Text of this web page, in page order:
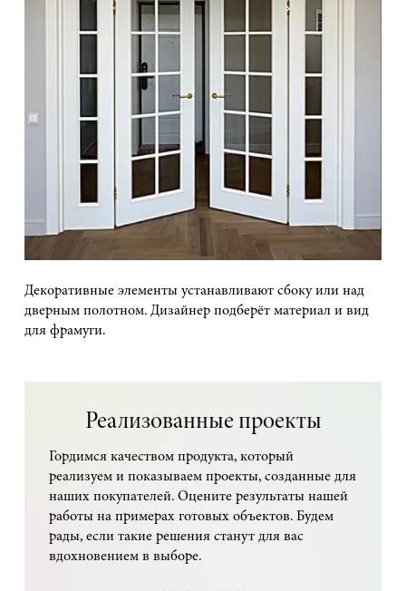
Декоративные элементы устанавливают сбоку или над
дверным полотном. Дизайнер подберёт материал и вид
для фрамуги.
Реализованные проекты
Гордимся качеством продукта, который
реализуем и показываем проекты, созданные для
наших покупателей. Оцените результаты нашей
работы на примерах готовых объектов. Будем
рады, если такие решения станут для вас
вдохновением в выборе.